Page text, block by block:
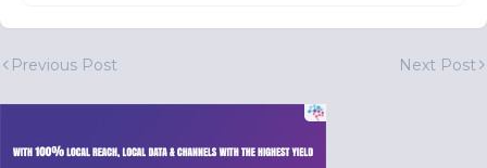
Previous Post Next Post